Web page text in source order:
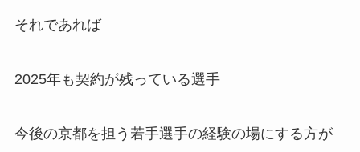
それであれば
2025年も契約が残っている選手
今後の京都を担う若手選手の経験の場にする方が